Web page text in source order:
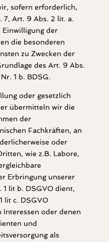
sofern erforderlich,
7, Art. 9 Abs. 2 lit. a.
Einwilligung der
die besonderen
zu Zwecken der
des Art. 9 Abs.
1 b. BDSG.
oder gesetzlich
übermitteln wir die
der
Fachkräften, an
oder
wie z.B. Labore,
Erbringung unserer
1 lit b. DSGVO dient,
lit c. DSGVO
Interessen oder denen
und
als